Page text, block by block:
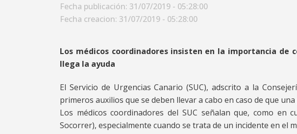
Fecha publicación: 31/07/2019 - 05:28:00
Fecha creacion: 31/07/2019 - 05:28:00
Los médicos coordinadores insisten en la importancia
llega la ayuda
El Servicio de Urgencias Canario (SUC), adscrito a la
primeros auxilios que se deben llevar a cabo en caso de que
Los médicos coordinadores del SUC señalan que, como en
Socorrer), especialmente cuando se trata de un incidente en el